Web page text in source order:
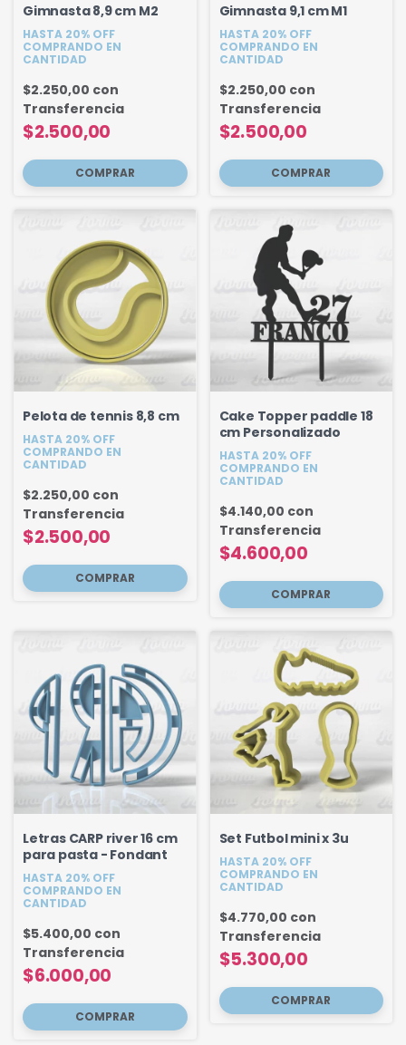
Gimnasta 8,9 cm M2
HASTA 20% OFF
COMPRANDO EN
CANTIDAD
$2.500,00
$2.250,00 con
Transferencia
Gimnasta 9,1 cm M1
HASTA 20% OFF
COMPRANDO EN
CANTIDAD
$2.500,00
$2.250,00 con
Transferencia
Pelota de tennis 8,8 cm
HASTA 20% OFF
COMPRANDO EN
CANTIDAD
$2.500,00
$2.250,00 con
Transferencia
Cake Topper paddle 18
cm Personalizado
HASTA 20% OFF
COMPRANDO EN
CANTIDAD
$4.600,00
$4.140,00 con
Transferencia
Letras CARP river 16 cm
para pasta - Fondant
HASTA 20% OFF
COMPRANDO EN
CANTIDAD
$6.000,00
$5.400,00 con
Transferencia
Set Futbol mini x 3u
HASTA 20% OFF
COMPRANDO EN
CANTIDAD
$5.300,00
$4.770,00 con
Transferencia